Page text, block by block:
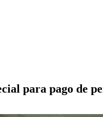
para pago de